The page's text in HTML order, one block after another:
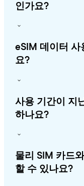
인가요?
eSIM 데이터 사
요?
사용 기간이 지
하나요?
물리 SIM 카드
할 수 있나요?